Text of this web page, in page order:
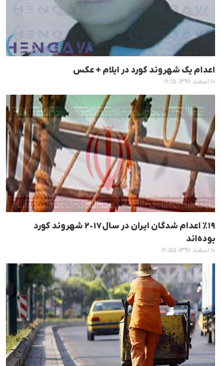
اعدام یک شهروند کورد در ایلام + عکس
۱۰ اسفند ۱۳۹۶، ۱۶:۱۵
١٩٪ اعدام شدگان ایران در سال٢٠١٧ شهروند کورد
بودەاند
۱۰ اسفند ۱۳۹۶، ۱۲:۵۵